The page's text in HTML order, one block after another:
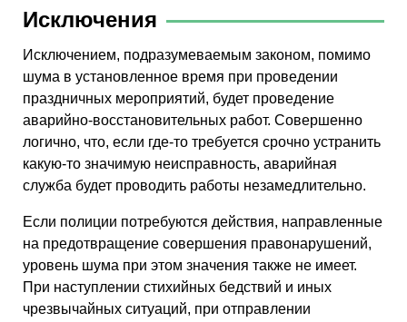
Исключения
Исключением, подразумеваемым законом, помимо
шума в установленное время при проведении
праздничных мероприятий, будет проведение
аварийно-восстановительных работ. Совершенно
логично, что, если где-то требуется срочно устранить
какую-то значимую неисправность, аварийная
служба будет проводить работы незамедлительно.
Если полиции потребуются действия, направленные
на предотвращение совершения правонарушений,
уровень шума при этом значения также не имеет.
При наступлении стихийных бедствий и иных
чрезвычайных ситуаций, при отправлении